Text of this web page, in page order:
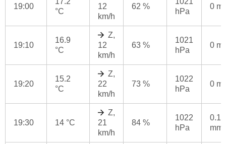
19:00
°C
12
km/h
62 %
hPa
0
19:10
16.9
°C
Z,
12
km/h
63 %
1021
hPa
0
19:20
15.2
°C
Z,
22
km/h
73 %
1022
hPa
0
19:30 14 °C
Z,
21
km/h
84 %
1022
hPa
0.1
mm